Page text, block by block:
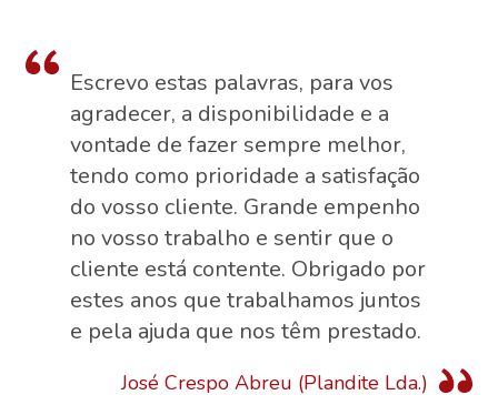
Escrevo estas palavras, para vos
agradecer, a disponibilidade e a
vontade de fazer sempre melhor,
tendo como prioridade a satisfação
do vosso cliente. Grande empenho
no vosso trabalho e sentir que o
cliente está contente. Obrigado por
estes anos que trabalhamos juntos
e pela ajuda que nos têm prestado.
José Crespo Abreu (Plandite Lda.)